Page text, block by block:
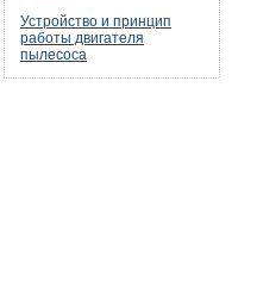
Устройство и принцип
работы двигателя
пылесоса